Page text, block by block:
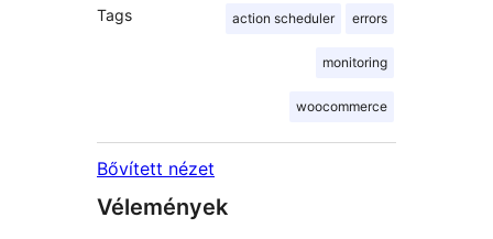
Tags action scheduler errors
monitoring
woocommerce
Bővített nézet
Vélemények